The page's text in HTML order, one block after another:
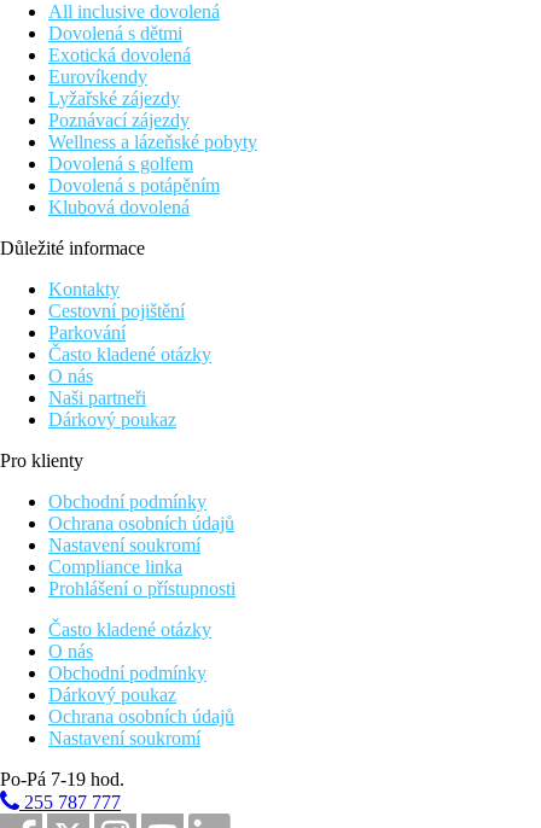
All inclusive dovolená
Dovolená s dětmi
Exotická dovolená
Eurovíkendy
Lyžařské zájezdy
Poznávací zájezdy
Wellness a lázeňské pobyty
Dovolená s golfem
Dovolená s potápěním
Klubová dovolená
Důležité informace
Kontakty
Cestovní pojištění
Parkování
Často kladené otázky
O nás
Naši partneři
Dárkový poukaz
Pro klienty
Obchodní podmínky
Ochrana osobních údajů
Nastavení soukromí
Compliance linka
Prohlášení o přístupnosti
Často kladené otázky
O nás
Obchodní podmínky
Dárkový poukaz
Ochrana osobních údajů
Nastavení soukromí
Po-Pá 7-19 hod.
255 787 777